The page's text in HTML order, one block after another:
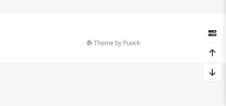
Theme by Puock